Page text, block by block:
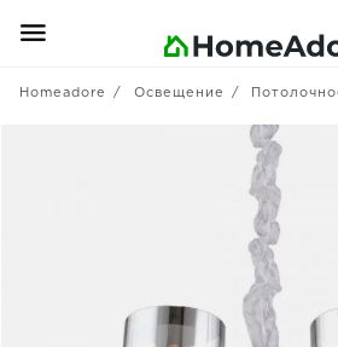
Homeadore Освещение